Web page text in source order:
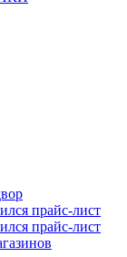
прайс-лист
прайс-лист